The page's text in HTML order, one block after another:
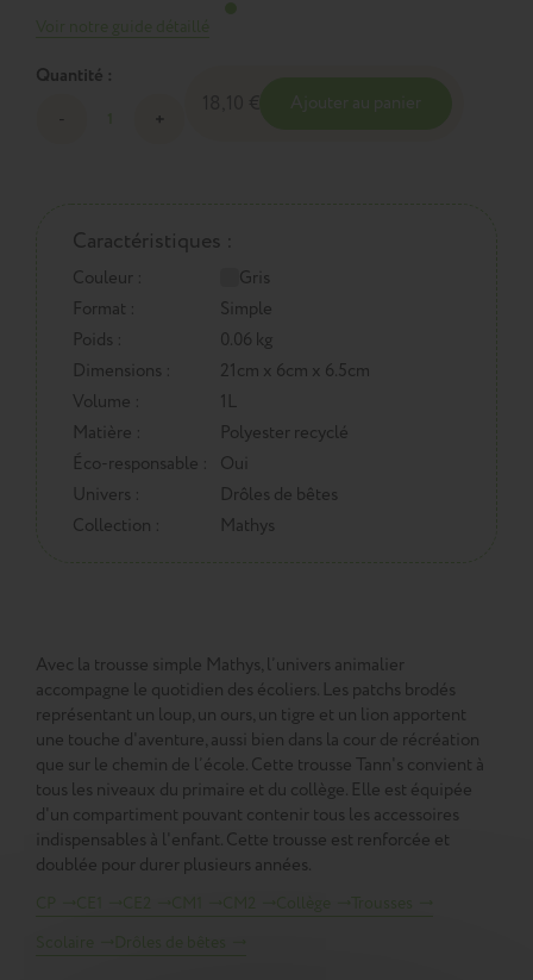
Quantité :
Caractéristiques :
Couleur :
Gris
Format :
Simple
Poids :
0.06 kg
Dimensions :
21cm x 6cm x 6.5cm
Volume :
1L
Matière :
Polyester recyclé
Éco-responsable :
Oui
Univers :
Drôles de bêtes
Collection :
Mathys
Avec la trousse simple Mathys, l’univers animalier
accompagne le quotidien des écoliers. Les patchs brodés
représentant un loup, un ours, un tigre et un lion apportent
une touche d'aventure, aussi bien dans la cour de récréation
que sur le chemin de l’école. Cette trousse Tann's convient à
tous les niveaux du primaire et du collège. Elle est équipée
d'un compartiment pouvant contenir tous les accessoires
indispensables à l'enfant. Cette trousse est renforcée et
doublée pour durer plusieurs années.